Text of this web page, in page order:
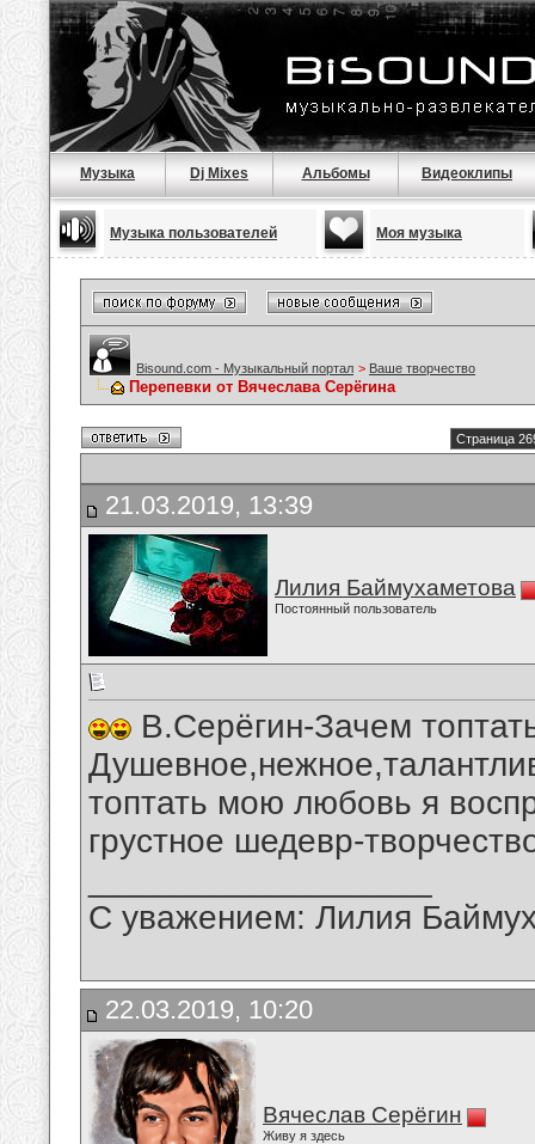
Музыка Dj Mixes Альбомы Видеоклипы
Музыка пользователей Моя музыка
Bisound.com - Музыкальный портал > Ваше творчество
Перепевки от Вячеслава Серёгина
Страница
21.03.2019, 13:39
Лилия Баймухаметова
Постоянный пользователь
В.Серёгин-Зачем
топтать мою любовь я
грустное шедевр-
С уважением: Лилия
22.03.2019, 10:20
Вячеслав Серёгин
Живу я здесь